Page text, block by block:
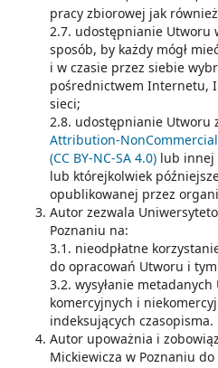
pracy zbiorowej jak
2.7. udostępnianie Utworu
sposób, by każdy mógł
i w czasie przez siebie
pośrednictwem Internetu,
sieci;
2.8. udostępnianie Utworu
Attribution-
(CC BY-NC-SA 4.0) lub innej
lub którejkolwiek
opublikowanej przez
Autor zezwala
Poznaniu na:
3.1. nieodpłatne
do opracowań Utworu i
3.2. wysyłanie
komercyjnych i
indeksujących czasopisma.
Autor upoważnia i
Mickiewicza w Poznaniu